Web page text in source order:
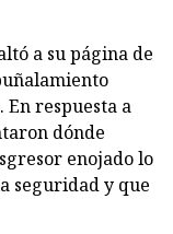
a su página de
respuesta a
dónde
enojado lo
seguridad y que